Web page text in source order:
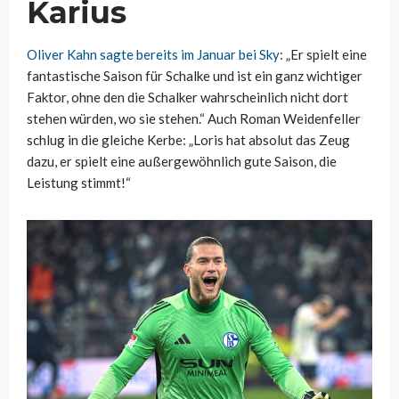
Karius
Oliver Kahn sagte bereits im Januar bei Sky: „Er spielt eine
fantastische Saison für Schalke und ist ein ganz wichtiger
Faktor, ohne den die Schalker wahrscheinlich nicht dort
stehen würden, wo sie stehen.“ Auch Roman Weidenfeller
schlug in die gleiche Kerbe: „Loris hat absolut das Zeug
dazu, er spielt eine außergewöhnlich gute Saison, die
Leistung stimmt!“